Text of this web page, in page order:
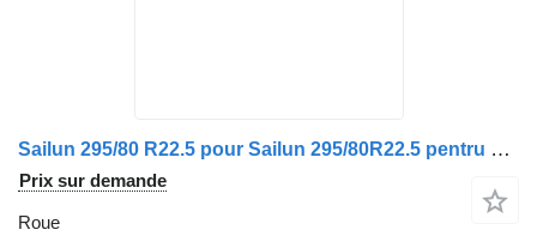
Sailun 295/80 R22.5 pour Sailun 295/80R22.5 pentru Scania
Prix sur demande
Roue